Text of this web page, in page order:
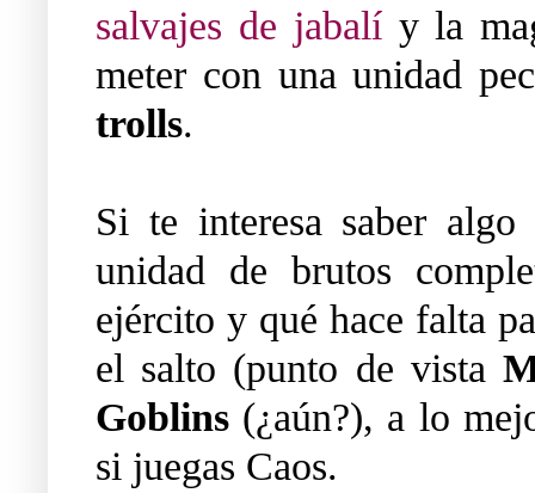
salvajes de jabalíy la
meter con una unidad
trolls.
Si te interesa saber
unidad de brutos
ejército y qué hace falta
el salto (punto de vista
Goblins (¿aún?), a lo
si juegas Caos.